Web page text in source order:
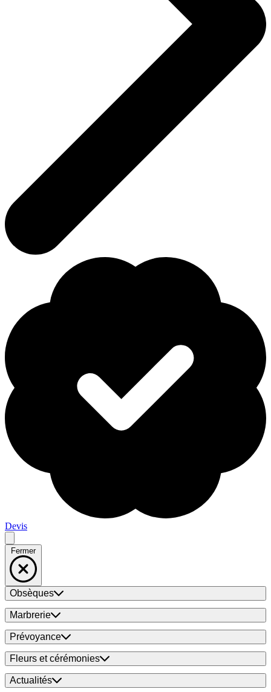
Devis
Fermer
Obsèques
Marbrerie
Prévoyance
Fleurs et cérémonies
Actualités